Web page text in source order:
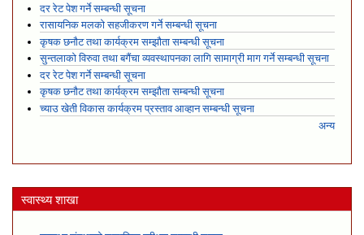
दर रेट पेश गर्ने सम्बन्धी सूचना
रासायनिक मलको सहजीकरण गर्ने सम्बन्धी सूचना
कृषक छनौट तथा कार्यक्रम सम्झौता सम्बन्धी सूचना
सुन्तलाको विरुवा तथा बगैंचा व्यवस्थापनका लागि सामाग्री माग गर्ने सम्बन्धी सूचना
दर रेट पेश गर्ने सम्बन्धी सूचना
कृषक छनौट तथा कार्यक्रम सम्झौता सम्बन्धी सूचना
च्याउ खेती विकास कार्यक्रम प्रस्ताव आव्हान सम्बन्धी सूचना
अन्य
स्वास्थ्य शाखा